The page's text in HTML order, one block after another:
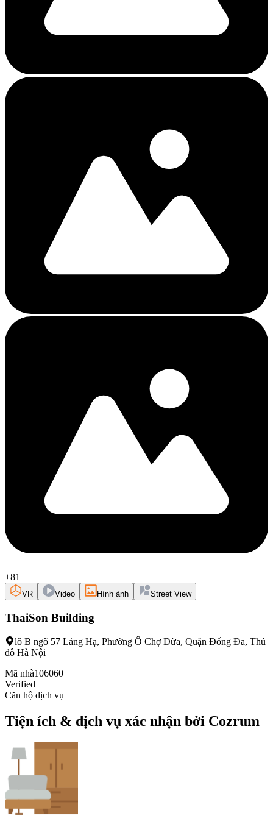
+81
VR Video Hình ảnh Street View
ThaiSon Building
lô B ngõ 57 Láng Hạ, Phường Ô Chợ Dừa, Quận Đống Đa, Thủ
đô Hà Nội
Mã nhà106060
Verified
Căn hộ dịch vụ
Tiện ích & dịch vụ xác nhận bởi Cozrum